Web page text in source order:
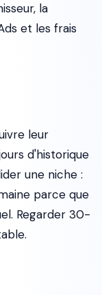
la
et les frais
leur
d'historique
une niche :
parce que
Regarder 30-